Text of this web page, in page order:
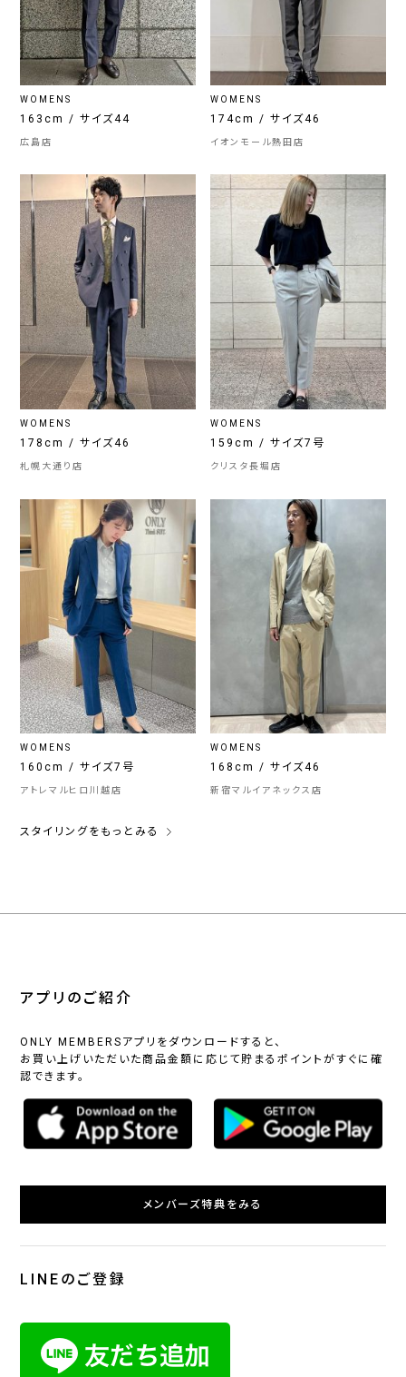
WOMENS
163cm / サイズ44
広島店
WOMENS
174cm / サイズ46
イオンモール熱田店
WOMENS
178cm / サイズ46
札幌大通り店
WOMENS
159cm / サイズ7号
クリスタ長堀店
WOMENS
160cm / サイズ7号
アトレマルヒロ川越店
WOMENS
168cm / サイズ46
新宿マルイアネックス店
スタイリングをもっとみる
アプリのご紹介
ONLY MEMBERSアプリをダウンロードすると、
お買い上げいただいた商品金額に応じて貯まるポイントがすぐに確
認できます。
メンバーズ特典をみる
LINEのご登録